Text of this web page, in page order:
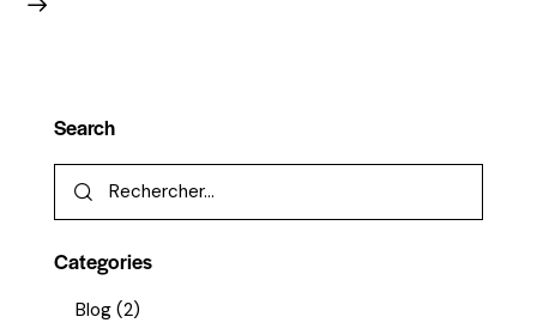
Search
Categories
Blog (2)